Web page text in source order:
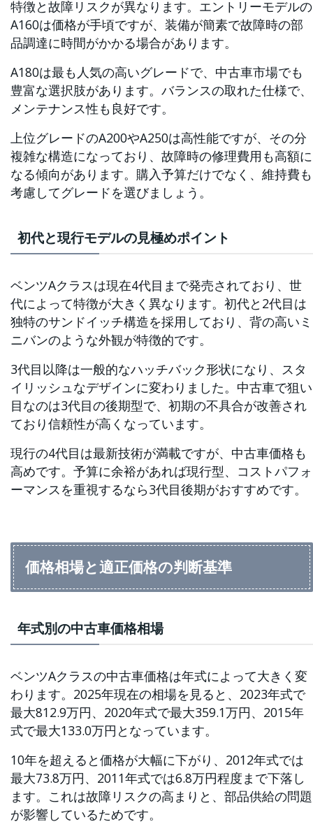
特徴と故障リスクが異なります。エントリーモデルの
A160は価格が手頃ですが、装備が簡素で故障時の部
品調達に時間がかかる場合があります。
A180は最も人気の高いグレードで、中古車市場でも
豊富な選択肢があります。バランスの取れた仕様で、
メンテナンス性も良好です。
上位グレードのA200やA250は高性能ですが、その分
複雑な構造になっており、故障時の修理費用も高額に
なる傾向があります。購入予算だけでなく、維持費も
考慮してグレードを選びましょう。
初代と現行モデルの見極めポイント
ベンツAクラスは現在4代目まで発売されており、世
代によって特徴が大きく異なります。初代と2代目は
独特のサンドイッチ構造を採用しており、背の高いミ
ニバンのような外観が特徴的です。
3代目以降は一般的なハッチバック形状になり、スタ
イリッシュなデザインに変わりました。中古車で狙い
目なのは3代目の後期型で、初期の不具合が改善され
ており信頼性が高くなっています。
現行の4代目は最新技術が満載ですが、中古車価格も
高めです。予算に余裕があれば現行型、コストパフォ
ーマンスを重視するなら3代目後期がおすすめです。
価格相場と適正価格の判断基準
年式別の中古車価格相場
ベンツAクラスの中古車価格は年式によって大きく変
わります。2025年現在の相場を見ると、2023年式で
最大812.9万円、2020年式で最大359.1万円、2015年
式で最大133.0万円となっています。
10年を超えると価格が大幅に下がり、2012年式では
最大73.8万円、2011年式では6.8万円程度まで下落し
ます。これは故障リスクの高まりと、部品供給の問題
が影響しているためです。